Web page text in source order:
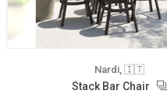
Nardi, 🇮🇹
Stack Bar Chair